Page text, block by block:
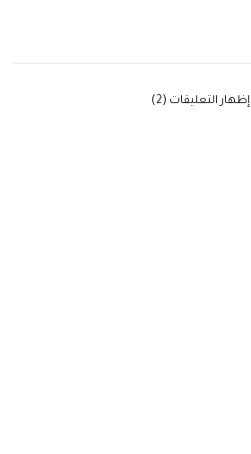
‫إظهار التعليقات (2)